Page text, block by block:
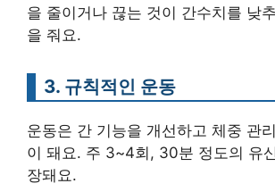
을 줄이거나 끊는 것이 간수치를 낮
을 줘요.
3. 규칙적인 운동
운동은 간 기능을 개선하고 체중 관
이 돼요. 주 3~4회, 30분 정도의 유
장돼요.